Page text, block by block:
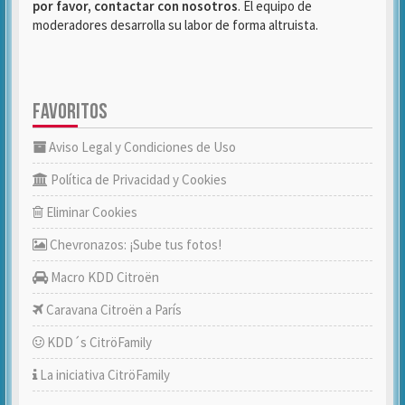
por favor, contactar con nosotros. El equipo de
moderadores desarrolla su labor de forma altruista.
FAVORITOS
Aviso Legal y Condiciones de Uso
Política de Privacidad y Cookies
Eliminar Cookies
Chevronazos: ¡Sube tus fotos!
Macro KDD Citroën
Caravana Citroën a París
KDD´s CitröFamily
La iniciativa CitröFamily